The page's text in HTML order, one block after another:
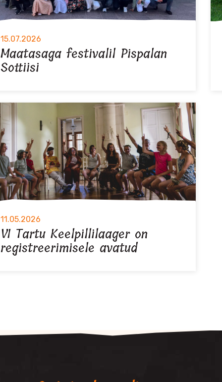
15.07.2026
Maatasaga festivalil Pispalan
Sottiisi
11.05.2026
VI Tartu Keelpillilaager on
registreerimisele avatud